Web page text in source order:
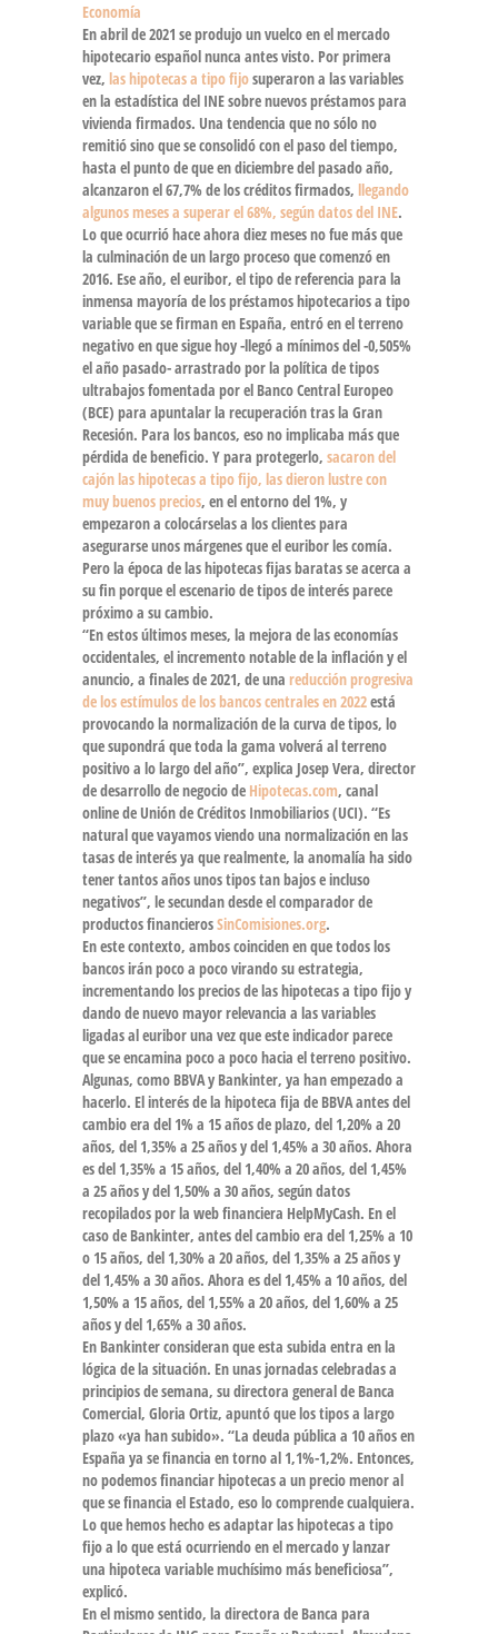
Economía
En abril de 2021 se produjo un vuelco en elmercado
hipotecario españolnunca antes visto. Por primera
vez, las hipotecas a tipo fijosuperaron a las variables
en la estadística del INE sobre nuevos préstamos para
vivienda firmados. Una tendencia que no sólo no
remitió sino que se consolidó con el paso del tiempo,
hasta el punto de queen diciembre del pasado año,
alcanzaron el 67,7% de los créditos firmados, llegando
algunos meses a superar el 68%, según datos del INE.
Lo que ocurrió hace ahora diez meses no fue más que
la culminación de un largo proceso que comenzó en
2016. Ese año, el euribor, el tipo de referencia para la
inmensa mayoría de los préstamos hipotecarios a tipo
variable que se firman en España, entró en el terreno
negativo en que sigue hoy -llegó a mínimos del -0,505%
el año pasado- arrastrado por la política de tipos
ultrabajos fomentada por el Banco Central Europeo
(BCE) para apuntalar la recuperación tras la Gran
Recesión. Para los bancos, eso no implicaba más que
pérdida de beneficio. Y para protegerlo, sacaron del
cajón las hipotecas a tipo fijo, las dieron lustre con
muy buenos precios, en el entorno del 1%, y
empezaron a colocárselas a los clientes para
asegurarse unos márgenes que el euribor les comía.
Perola época de las hipotecas fijas baratas se acerca a
su finporque el escenario de tipos de interés parece
próximo a su cambio.
“En estos últimos meses, la mejora de las economías
occidentales, el incremento notable de la inflación y el
anuncio, a finales de 2021, de una reducción progresiva
de los estímulos de los bancos centrales en 2022está
provocando la normalización de la curva de tipos, lo
que supondrá que toda la gama volverá al terreno
positivo a lo largo del año”, explica Josep Vera, director
de desarrollo de negocio de Hipotecas.com, canal
online de Unión de Créditos Inmobiliarios (UCI). “Es
natural que vayamos viendo una normalización en las
tasas de interés ya que realmente, la anomalía ha sido
tener tantos años unos tipos tan bajose incluso
negativos”, le secundan desde el comparador de
productos financierosSinComisiones.org.
En este contexto, ambos coinciden en quetodos los
bancos irán poco a poco virando su estrategia,
incrementando los precios de las hipotecas a tipo fijo y
dando de nuevo mayor relevancia a las variables
ligadas al euribor una vez que este indicador parece
que se encamina poco a poco hacia el terreno positivo.
Algunas, como BBVA y Bankinter, ya han empezado a
hacerlo. El interés de la hipoteca fija de BBVA antes del
cambio era del 1% a 15 años de plazo, del 1,20% a 20
años, del 1,35% a 25 años y del 1,45% a 30 años. Ahora
es del 1,35% a 15 años, del 1,40% a 20 años, del 1,45%
a 25 años y del 1,50% a 30 años, según datos
recopilados por la web financiera HelpMyCash. En el
caso de Bankinter, antes del cambio era del 1,25% a 10
o 15 años, del 1,30% a 20 años, del 1,35% a 25 años y
del 1,45% a 30 años. Ahora es del 1,45% a 10 años, del
1,50% a 15 años, del 1,55% a 20 años, del 1,60% a 25
años y del 1,65% a 30 años.
En Bankinter consideran que esta subida entra en la
lógica de la situación. En unas jornadas celebradas a
principios de semana, su directora general de Banca
Comercial, Gloria Ortiz, apuntó que los tipos a largo
plazo «ya han subido». “La deuda pública a 10 años en
España ya se financia en torno al 1,1%-1,2%. Entonces,
no podemos financiar hipotecas a un precio menor al
que se financia el Estado, eso lo comprende cualquiera.
Lo que hemos hecho esadaptar las hipotecas a tipo
fijo a lo que está ocurriendo en el mercadoy lanzar
una hipoteca variable muchísimo más beneficiosa”,
explicó.
En el mismo sentido, la directora de Banca para